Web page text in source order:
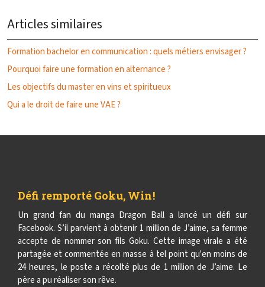
Articles similaires
Formation bachelor en communication : quels métiers envisager ?
Pourquoi faire une formation en alternance ?
Les objectifs du master en vins et spiritueux
Qui a le droit de faire une VAE ?
Défi remporté Goku, Win !
Un grand fan du manga Dragon Ball a lancé un défi sur
Facebook. S’il parvient à obtenir 1 million de J’aime, sa femme
accepte de nommer son fils Goku. Cette image virale a été
partagée et commentée en masse à tel point qu'en moins de
24 heures, le poste a récolté plus de 1 million de J’aime. Le
père a pu réaliser son rêve.